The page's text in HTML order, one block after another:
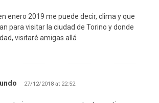
enero 2019 me puede decir, clima y que
para visitar la ciudad de Torino y donde
visitaré amigas allá
27/12/2018 at 22:52